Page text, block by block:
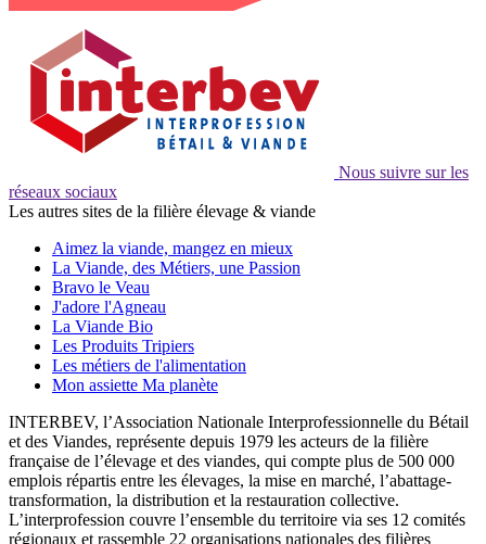
Nous suivre sur les
réseaux sociaux
Les autres sites de la filière élevage & viande
Aimez la viande, mangez en mieux
La Viande, des Métiers, une Passion
Bravo le Veau
J'adore l'Agneau
La Viande Bio
Les Produits Tripiers
Les métiers de l'alimentation
Mon assiette Ma planète
INTERBEV, l’Association Nationale Interprofessionnelle du Bétail
et des Viandes, représente depuis 1979 les acteurs de la filière
française de l’élevage et des viandes, qui compte plus de 500 000
emplois répartis entre les élevages, la mise en marché, l’abattage-
transformation, la distribution et la restauration collective.
L’interprofession couvre l’ensemble du territoire via ses 12 comités
régionaux et rassemble 22 organisations nationales des filières